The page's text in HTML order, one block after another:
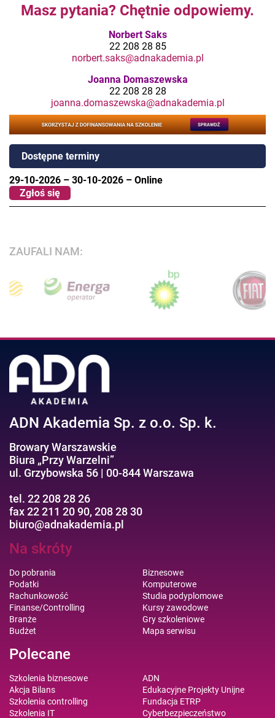
Masz pytania? Chętnie odpowiemy.
Norbert Saks
22 208 28 85
norbert.saks@adnakademia.pl
Joanna Domaszewska
22 208 28 28
joanna.domaszewska@adnakademia.pl
Dostępne terminy
29-10-2026 – 30-10-2026 – Online
Zgłoś się
ZAUFALI NAM:
ADN Akademia Sp. z o.o. Sp. k.
Browary Warszawskie
Biura „Przy Warzelni”
ul. Grzybowska 56 | 00-844 Warszawa
tel. 22 208 28 26
fax 22 211 20 90, 208 28 30
biuro@adnakademia.pl
Na skróty
Do pobrania
Podatki
Rachunkowość
Finanse/Controlling
Branże
Budżet
Biznesowe
Komputerowe
Studia podyplomowe
Kursy zawodowe
Gry szkoleniowe
Mapa serwisu
Polecane
Szkolenia biznesowe
Akcja Bilans
Szkolenia controlling
Szkolenia IT
ADN
Edukacyjne Projekty Unijne
Fundacja ETRP
Cyberbezpieczeństwo